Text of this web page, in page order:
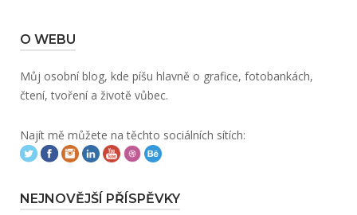
O WEBU
Můj osobní blog, kde píšu hlavně o grafice, fotobankách,
čtení, tvoření a životě vůbec.
Najít mě můžete na těchto sociálních sítích:
NEJNOVĚJŠÍ PŘÍSPĚVKY